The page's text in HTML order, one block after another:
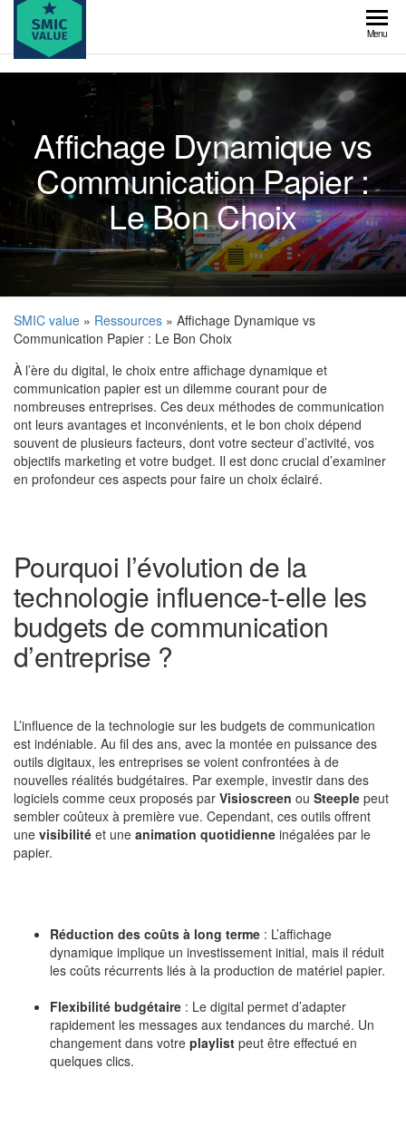
Skip
the
content
value
Menu
Affichage Dynamique vs
Communication Papier :
Le Bon Choix
SMIC value » Ressources » Affichage Dynamique vs
Communication Papier : Le Bon Choix
À l’ère du digital, le choix entre affichage dynamique et
communication papier est un dilemme courant pour de
nombreuses entreprises. Ces deux méthodes de communication
ont leurs avantages et inconvénients, et le bon choix dépend
souvent de plusieurs facteurs, dont votre secteur d’activité, vos
objectifs marketing et votre budget. Il est donc crucial d’examiner
en profondeur ces aspects pour faire un choix éclairé.
Pourquoi l’évolution de la
technologie influence-t-elle les
budgets de communication
d’entreprise ?
L’influence de la technologie sur les budgets de communication
est indéniable. Au fil des ans, avec la montée en puissance des
outils digitaux, les entreprises se voient confrontées à de
nouvelles réalités budgétaires. Par exemple, investir dans des
logiciels comme ceux proposés par Visioscreen ou Steeple peut
sembler coûteux à première vue. Cependant, ces outils offrent
une visibilité et une animation quotidienne inégalées par le
papier.
Réduction des coûts à long terme : L’affichage
dynamique implique un investissement initial, mais il réduit
les coûts récurrents liés à la production de matériel papier.
Flexibilité budgétaire : Le digital permet d’adapter
rapidement les messages aux tendances du marché. Un
changement dans votre playlist peut être effectué en
quelques clics.